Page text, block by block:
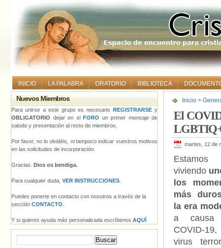
INICIO LA PALABRA ORATORIO BIBLIOTECA
Inicio >
El
martes, 12 de
Estamos
viviendo
los
más
la era
a causa
COVID-
virus
Nuevos Miembros
Para unirse a este grupo es necesario REGISTRARSEy
OBLIGATORIO dejar en el FORO un primer mensaje de
saludo y presentación al resto de miembros.
Por favor, no lo olvidéis, ni tampoco indicar vuestros motivos
en las solicitudes de incorporación.
Gracias. Dios os bendiga.
Para cualquier duda, VER INSTRUCCIONES
Puedes ponerte en contacto con nosotros a través de la
sección CONTACTO
Y si quieres ayuda más personalizada escríbenos AQUÍ